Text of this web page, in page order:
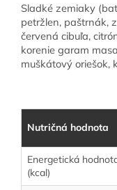
Sladké zemiaky
petržlen, paštrnák,
červená cibuľa,
korenie garam
muškátový oriešok,
Nutričná hodnota
Energetická
(kcal)